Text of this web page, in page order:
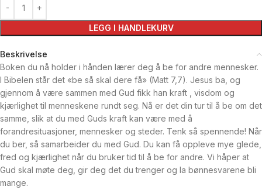
LEGG I HANDLEKURV
Beskrivelse
Boken du nå holder i hånden lærer deg å be for andre mennesker.
I Bibelen står det «be så skal dere få» (Matt 7,7). Jesus ba, og
gjennom å være sammen med Gud fikk han kraft , visdom og
kjærlighet til menneskene rundt seg. Nå er det din tur til å be om det
samme, slik at du med Guds kraft kan være med å
forandresituasjoner, mennesker og steder. Tenk så spennende! Når
du ber, så samarbeider du med Gud. Du kan få oppleve mye glede,
fred og kjærlighet når du bruker tid til å be for andre. Vi håper at
Gud skal møte deg, gir deg det du trenger og la bønnesvarene bli
mange.